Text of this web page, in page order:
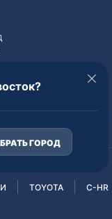
ГОРОД
TOYOTA C-HR